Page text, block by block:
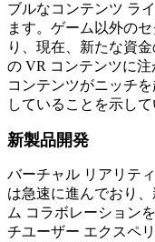
ブルなコンテンツ ラ
ます。ゲーム以外の
り、現在、新たな資
の VR コンテンツに
コンテンツがニッチ
していることを示して
新製品開発
バーチャル リアリテ
は急速に進んでおり
ム コラボレーション
チユーザー エクスペ